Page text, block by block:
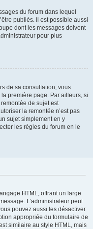
du forum dans lequel
publiés. Il est possible aussi
dont les messages doivent
pour plus
de sa consultation, vous
première page. Par ailleurs, si
de sujet est
la remontée n’est pas
sujet simplement en y
les règles du forum en le
HTML, offrant un large
L’administrateur peut
pouvez aussi les désactiver
appropriée du formulaire de
similaire au style HTML, mais